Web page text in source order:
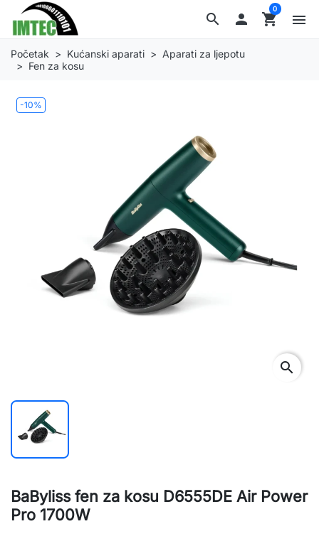
search  shopping_cart
0
menu
Početak Kućanski aparati
Aparati za ljepotu
Fen za kosu
-10%
search
BaByliss fen za kosu D6555DE Air Power
Pro 1700W